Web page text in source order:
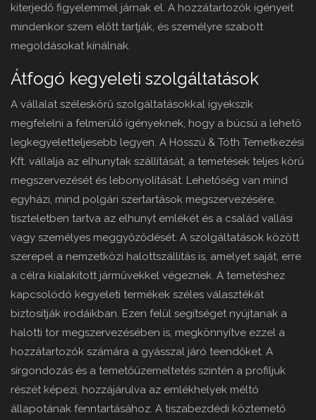
kiterjedő figyelemmel járnak el. A hozzátartozók igényeit
mindenkor szem előtt tartják, és személyre szabott
megoldásokat kínálnak.
Átfogó kegyeleti szolgáltatások
A vállalat széleskörű szolgáltatásokkal igyekszik
megfelelni a felmerülő igényeknek, hogy a búcsú a lehető
legkegyeletteljesebb legyen. A Hosszú & Tóth Temetkezési
Kft. vállalja az elhunytak szállítását, a temetések teljes körű
megszervezését és lebonyolítását. Lehetőség van mind
egyházi, mind polgári szertartások megszervezésére,
tiszteletben tartva az elhunyt emlékét és a család vallási
vagy személyes meggyőződését. A szolgáltatások között
szerepel a nemzetközi halottszállítás is, amelyet saját, erre
a célra kialakított járművekkel végeznek. A temetéshez
kapcsolódó kegyeleti termékek széles választékát
biztosítják irodáikban. Ezen felül segítséget nyújtanak a
halotti tor megszervezésében is, megkönnyítve ezzel a
hozzátartozók számára a gyásszal járó teendőket. A
sírgondozás és a temetőüzemeltetés szintén a profiljuk
részét képezi, hozzájárulva az emlékhelyek méltó
állapotának fenntartásához. A tiszabezdédi köztemető